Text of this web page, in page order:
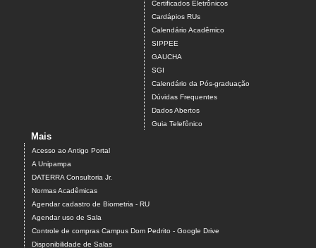
Certificados Eletrônicos
Cardápios RUs
Calendário Acadêmico
SIPPEE
GAUCHA
SGI
Calendário da Pós-graduação
Dúvidas Frequentes
Dados Abertos
Guia Telefônico
Mais
Acesso ao Antigo Portal
A Unipampa
DATERRA Consultoria Jr.
Normas Acadêmicas
Agendar cadastro de Biometria - RU
Agendar uso de Sala
Controle de compras Campus Dom Pedrito - Google Drive
Disponibilidade de Salas